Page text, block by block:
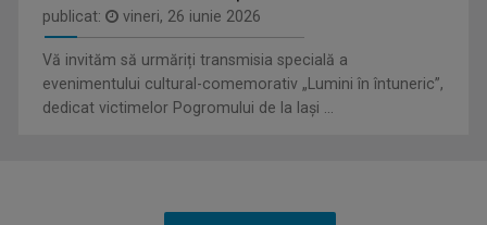
Poveşti despre oraşul de odinioară şi cel de ...
publicat: vineri, 26 iunie 2026
Vă invităm să urmăriți transmisia specială a
evenimentului cultural-comemorativ „Lumini în întuneric”,
dedicat victimelor Pogromului de la Iași ...